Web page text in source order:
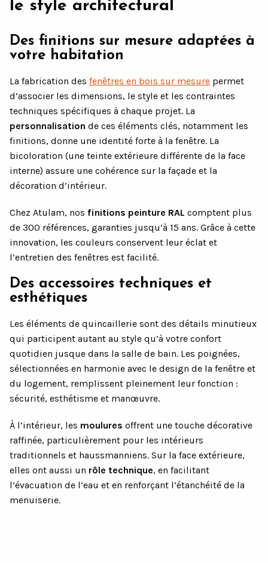
le style architectural
Des finitions sur mesure adaptées à
votre habitation
La fabrication des fenêtres en bois sur mesure permet
d’associer les dimensions, le style et les contraintes
techniques spécifiques à chaque projet. La
personnalisation de ces éléments clés, notamment les
finitions, donne une identité forte à la fenêtre. La
bicoloration (une teinte extérieure différente de la face
interne) assure une cohérence sur la façade et la
décoration d’intérieur.
Chez Atulam, nos finitions peinture RAL comptent plus
de 300 références, garanties jusqu’à 15 ans. Grâce à cette
innovation, les couleurs conservent leur éclat et
l’entretien des fenêtres est facilité.
Des accessoires techniques et
esthétiques
Les éléments de quincaillerie sont des détails minutieux
qui participent autant au style qu’à votre confort
quotidien jusque dans la salle de bain. Les poignées,
sélectionnées en harmonie avec le design de la fenêtre et
du logement, remplissent pleinement leur fonction :
sécurité, esthétisme et manœuvre.
À l’intérieur, les moulures offrent une touche décorative
raffinée, particulièrement pour les intérieurs
traditionnels et haussmanniens. Sur la face extérieure,
elles ont aussi un rôle technique, en facilitant
l’évacuation de l’eau et en renforçant l’étanchéité de la
menuiserie.